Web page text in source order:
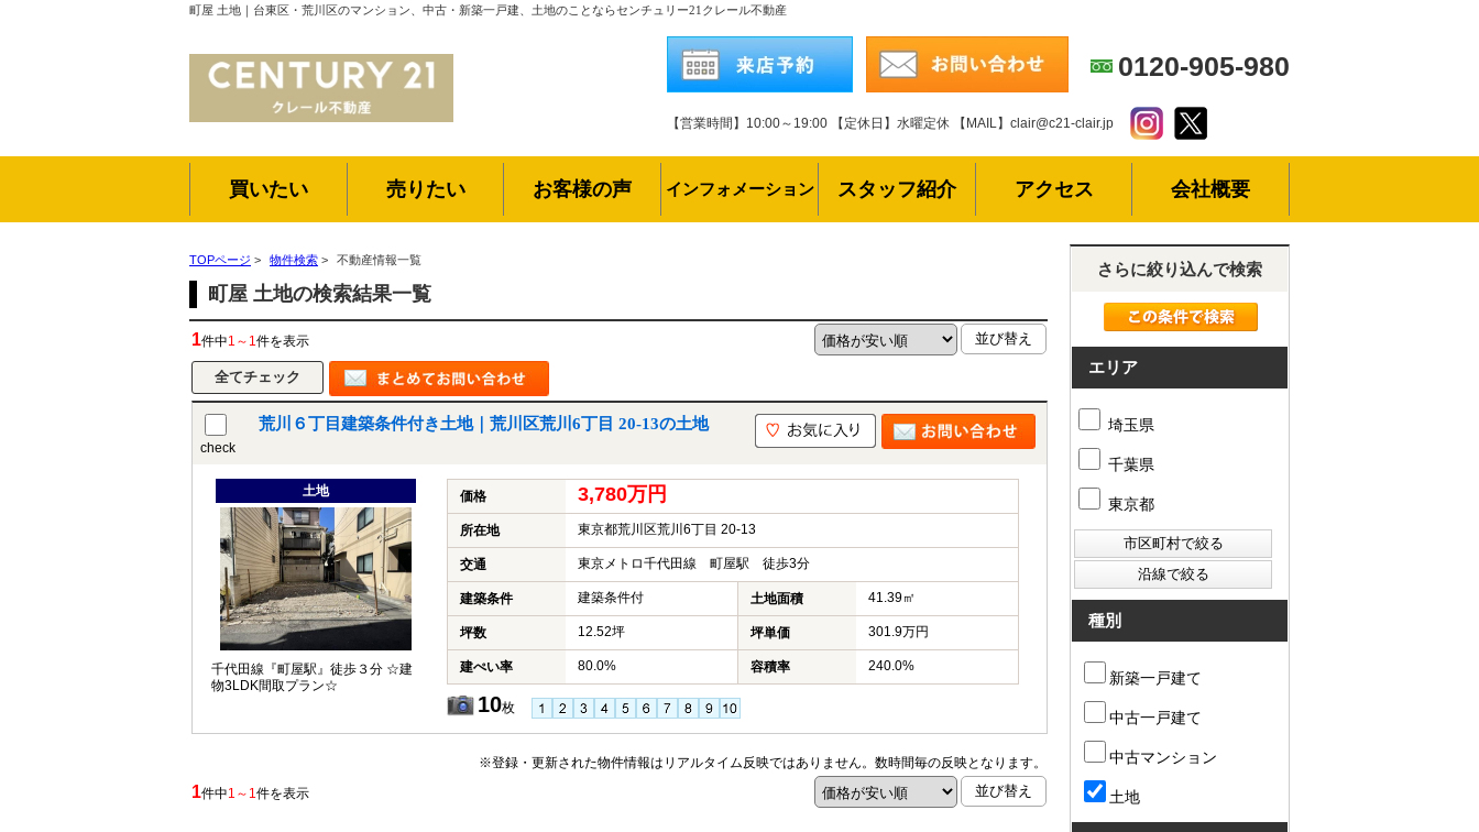
町屋 土地｜台東区・荒川区のマンション、中古・新築一戸建、土地のことならセンチュリー21クレール不動産
0120-905-980
【営業時間】10:00～19:00 【定休日】水曜定休 【MAIL】clair@c21-clair.jp
買いたい 売りたい お客様の声 インフォメーション スタッフ紹介 アクセス 会社概要
TOPページ > 物件検索 > 不動産情報一覧
町屋 土地の検索結果一覧
1件中1～1件を表示
check
荒川６丁目建築条件付き土地｜荒川区荒川6丁目 20-13の土地
土地
千代田線『町屋駅』徒歩３分 ☆建
物3LDK間取プラン☆
価格 3,780万円
所在地 東京都荒川区荒川6丁目 20-13
交通 東京メトロ千代田線 町屋駅 徒歩3分
建築条件 建築条件付 土地面積 41.39㎡
坪数 12.52坪 坪単価 301.9万円
建ぺい率 80.0% 容積率 240.0%
10枚
※登録・更新された物件情報はリアルタイム反映ではありません。数時間毎の反映となります。
1件中1～1件を表示
さらに絞り込んで検索
エリア
埼玉県
千葉県
東京都
種別
新築一戸建て
中古一戸建て
中古マンション
土地